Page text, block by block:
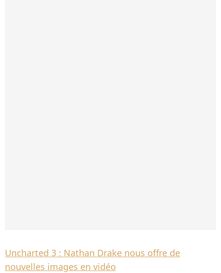
Uncharted 3 : Nathan Drake nous offre de
nouvelles images en vidéo